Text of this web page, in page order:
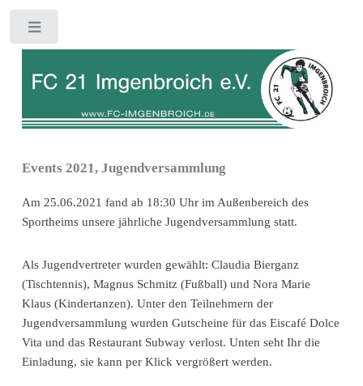
Events 2021, Jugendversammlung
Am 25.06.2021 fand ab 18:30 Uhr im Außenbereich des
Sportheims unsere jährliche Jugendversammlung statt.
Als Jugendvertreter wurden gewählt: Claudia Bierganz
(Tischtennis), Magnus Schmitz (Fußball) und Nora Marie
Klaus (Kindertanzen). Unter den Teilnehmern der
Jugendversammlung wurden Gutscheine für das Eiscafé Dolce
Vita und das Restaurant Subway verlost. Unten seht Ihr die
Einladung, sie kann per Klick vergrößert werden.